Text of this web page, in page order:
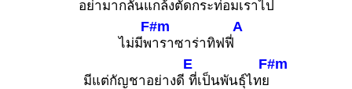
อย่ามากลั่นแกล้งตัดกระท่อมเราไป
ไม่มีพ
F#m
าราซาร่าทิฟฟี่
A
มีแต่กัญชาอย่างดี
E
ที่เป็นพันธุ์ไทย
F#m